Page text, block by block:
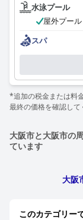
水泳プール
屋外プール
スパ
*追加の税金または料
最終の価格を確認して
大阪市と大阪市の
ています
大阪
このカテゴリー